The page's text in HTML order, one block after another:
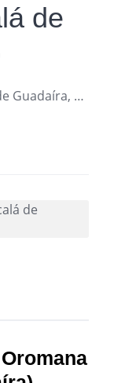
de
C. San Francisco, 2, 41500 Alcalá de Guadaíra, Sevilla